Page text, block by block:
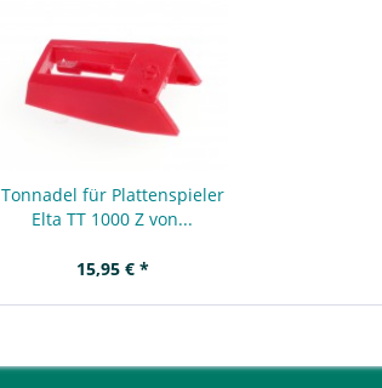
Tonnadel für Plattenspieler
Elta TT 1000 Z von...
15,95 € *